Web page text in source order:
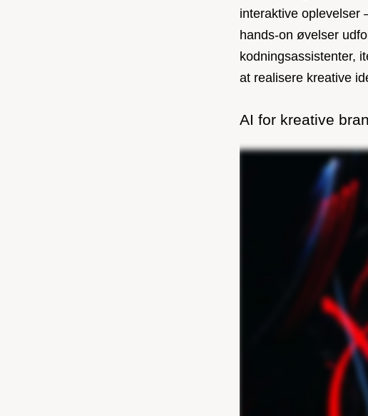
interaktive oplevelser
hands-on øvelser
kodningsassistenter,
at realisere kreative
AI for kreative